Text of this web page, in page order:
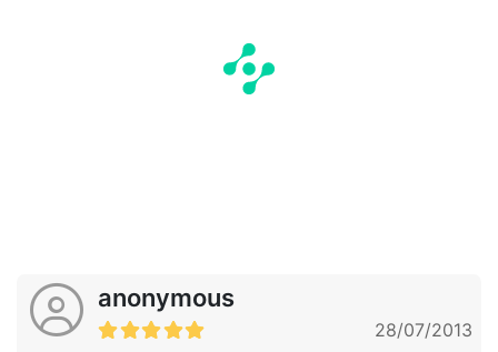
anonymous
28/07/2013